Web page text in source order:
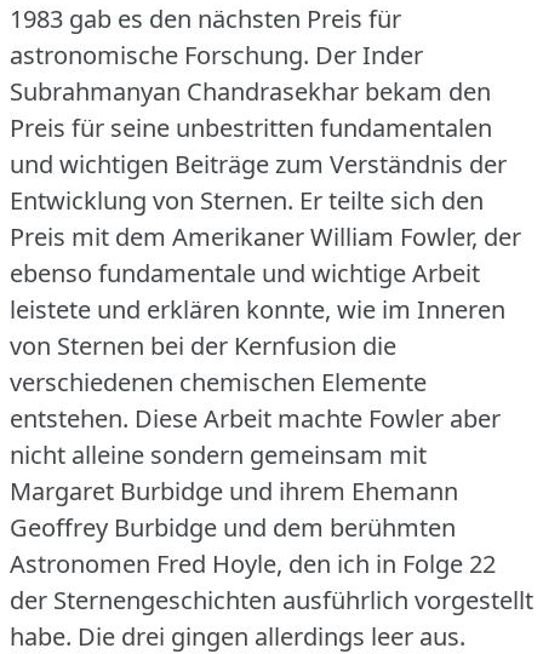
1983 gab es den nächsten Preis für
astronomische Forschung. Der Inder
Subrahmanyan Chandrasekhar bekam den
Preis für seine unbestritten fundamentalen
und wichtigen Beiträge zum Verständnis der
Entwicklung von Sternen. Er teilte sich den
Preis mit dem Amerikaner William Fowler, der
ebenso fundamentale und wichtige Arbeit
leistete und erklären konnte, wie im Inneren
von Sternen bei der Kernfusion die
verschiedenen chemischen Elemente
entstehen. Diese Arbeit machte Fowler aber
nicht alleine sondern gemeinsam mit
Margaret Burbidge und ihrem Ehemann
Geoffrey Burbidge und dem berühmten
Astronomen Fred Hoyle, den ich in Folge 22
der Sternengeschichten ausführlich vorgestellt
habe. Die drei gingen allerdings leer aus.